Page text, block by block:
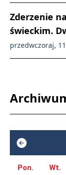
Zderzenie
świeckim.
przedwczoraj,
Pon. Wt.